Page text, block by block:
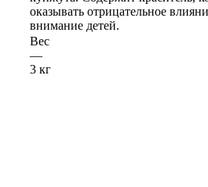
оказывать отрицательное
внимание детей.
Вес
—
3 кг